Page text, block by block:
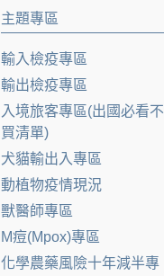
主題專區
輸入檢疫專區
輸出檢疫專區
入境旅客專區(出國必看不
買清單)
犬貓輸出入專區
動植物疫情現況
獸醫師專區
M痘(Mpox)專區
化學農藥風險十年減半專